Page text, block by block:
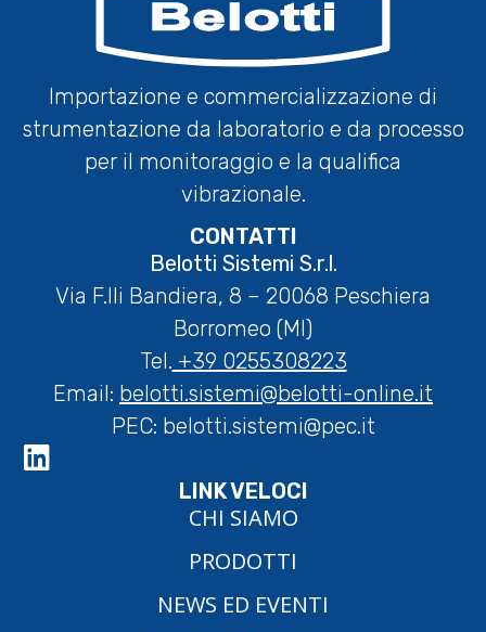
Importazione e commercializzazione di
strumentazione da laboratorio e da processo
per il monitoraggio e la qualifica
vibrazionale.
CONTATTI
Belotti Sistemi S.r.l.
Via F.lli Bandiera, 8 – 20068 Peschiera
Borromeo (MI)
Tel. +39 0255308223
Email: belotti.sistemi@belotti-online.it
PEC: belotti.sistemi@pec.it
LINK VELOCI
CHI SIAMO
PRODOTTI
NEWS ED EVENTI